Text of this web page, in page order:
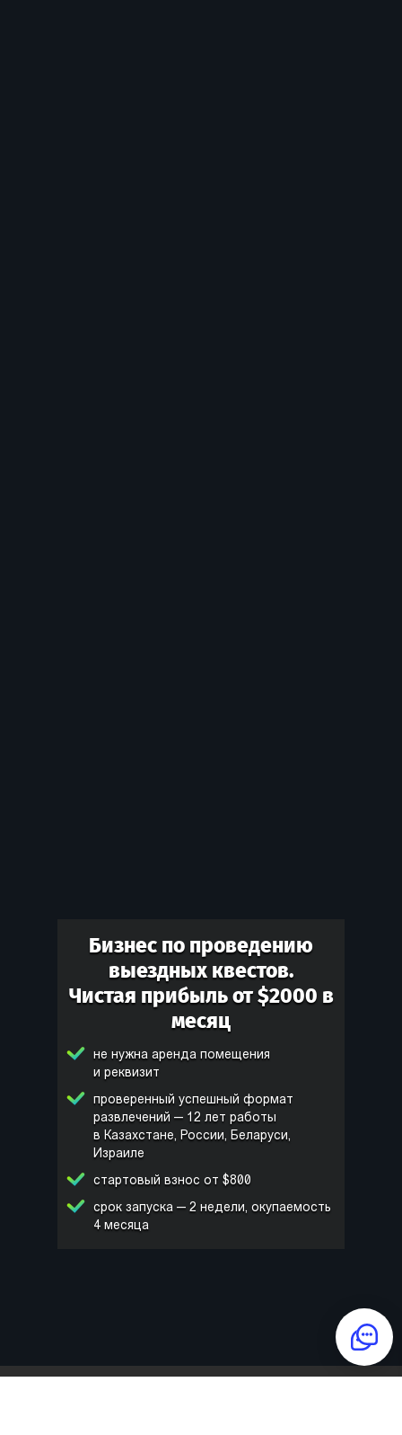
Бизнес по проведению
выездных квестов.
Чистая прибыль от $2000 в
месяц
не нужна аренда помещения
и реквизит
проверенный успешный формат
развлечений — 12 лет работы
в Казахстане, России, Беларуси,
Израиле
стартовый взнос от $800
срок запуска — 2 недели, окупаемость
4 месяца